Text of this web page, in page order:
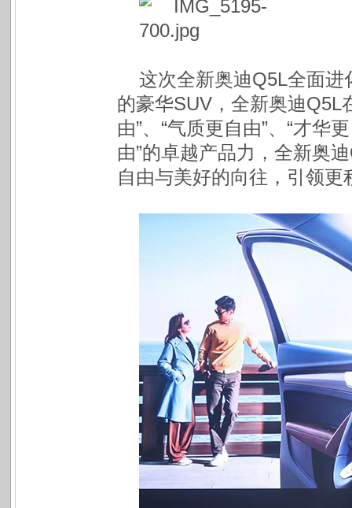
这次全新奥迪Q5L全面
的豪华SUV，全新奥迪Q5L
由”、“气质更自由”、“才华
由”的卓越产品力，全新奥
自由与美好的向往，引领